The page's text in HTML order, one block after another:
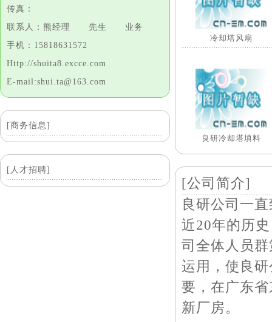
传真：
联系人：熊经理 先生 业务
手机：15818631572
Http://shuita8.excce.com
E-mail:shui.ta@163.com
[商务信息]
[人才招聘]
冷却塔风扇
良研冷却塔填料
[公司简介]
良研公司一
近20年的历
司全体人员
运用，使良
要，在广东
新厂房。